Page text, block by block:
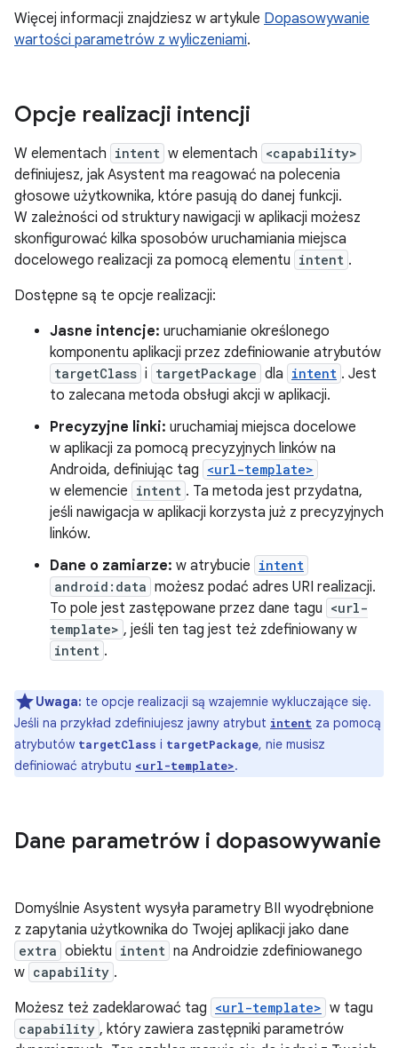
Więcej informacji znajdziesz w artykule Dopasowywanie
wartości parametrów z wyliczeniami.
Opcje realizacji intencji
W elementach intent w elementach <capability>
definiujesz, jak Asystent ma reagować na polecenia
głosowe użytkownika, które pasują do danej funkcji.
W zależności od struktury nawigacji w aplikacji możesz
skonfigurować kilka sposobów uruchamiania miejsca
docelowego realizacji za pomocą elementu intent .
Dostępne są te opcje realizacji:
Jasne intencje: uruchamianie określonego
komponentu aplikacji przez zdefiniowanie atrybutów
targetClass i targetPackage dla intent . Jest
to zalecana metoda obsługi akcji w aplikacji.
Precyzyjne linki: uruchamiaj miejsca docelowe
w aplikacji za pomocą precyzyjnych linków na
Androida, definiując tag <url-template>
w elemencie intent . Ta metoda jest przydatna,
jeśli nawigacja w aplikacji korzysta już z precyzyjnych
linków.
Dane o zamiarze: w atrybucie intent
android:data możesz podać adres URI realizacji.
To pole jest zastępowane przez dane tagu <url-
template> , jeśli ten tag jest też zdefiniowany w
intent .
Uwaga: te opcje realizacji są wzajemnie wykluczające się.
Jeśli na przykład zdefiniujesz jawny atrybut intent za pomocą
atrybutów targetClass i targetPackage, nie musisz
definiować atrybutu <url-template>.
Dane parametrów i dopasowywanie
Domyślnie Asystent wysyła parametry BII wyodrębnione
z zapytania użytkownika do Twojej aplikacji jako dane
extra obiektu intent na Androidzie zdefiniowanego
w capability .
Możesz też zadeklarować tag <url-template> w tagu
capability , który zawiera zastępniki parametrów